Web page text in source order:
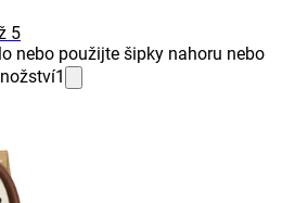
5
nebo použijte šipky nahoru nebo
1